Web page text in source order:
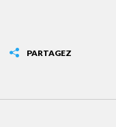
PARTAGEZ